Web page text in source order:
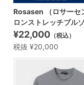
Rosasen （ロサーセ
ロンストレッチブル
¥22,000 （税込）
税抜 ¥20,000